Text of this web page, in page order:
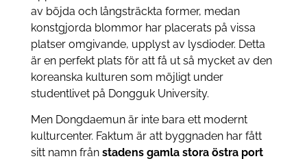
av böjda och långsträckta former, medan
konstgjorda blommor har placerats på vissa
platser omgivande, upplyst av lysdioder. Detta
är en perfekt plats för att få ut så mycket av den
koreanska kulturen som möjligt under
studentlivet på Dongguk University.
Men Dongdaemun är inte bara ett modernt
kulturcenter. Faktum är att byggnaden har fått
sitt namn från stadens gamla stora östra port